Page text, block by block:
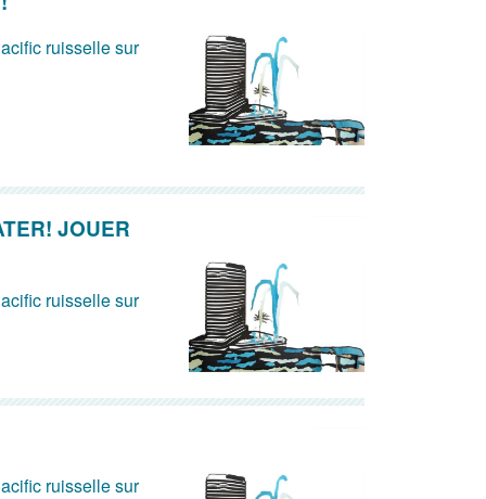
ruisselle sur
JOUER
ruisselle sur
ruisselle sur